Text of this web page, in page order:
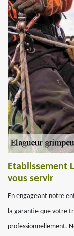
Etablissement
vous servir
En engageant notre
la garantie que votre
professionnellement.